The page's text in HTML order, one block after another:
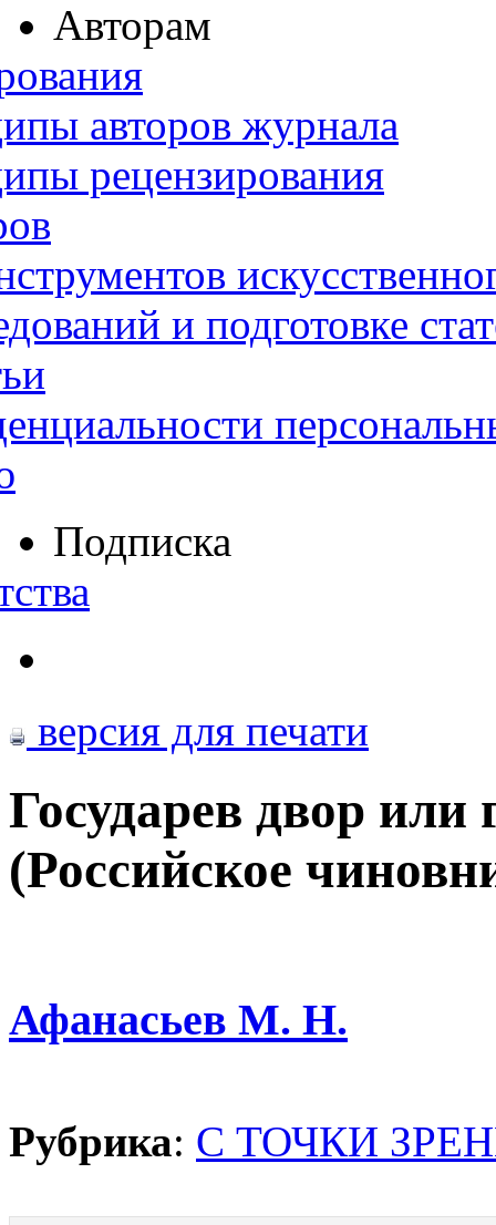
Авторам
авторов журнала
рецензирования
и подготовке
Подписка
версия для печати
Государев двор или
(Российское
Афанасьев М. Н.
Рубрика: С ТОЧКИ